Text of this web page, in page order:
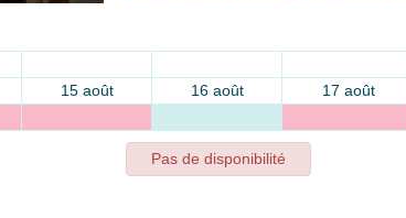
15 août 16 août 17 août
Pas de disponibilité